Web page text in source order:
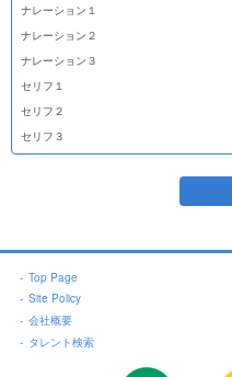
ナレーション１
ナレーション２
ナレーション３
セリフ１
セリフ２
セリフ３
- Top Page
- Site Policy
- 会社概要
- タレント検索